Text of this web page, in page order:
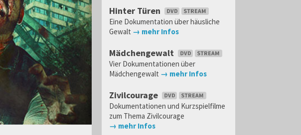
Hinter Türen
Eine Dokumentation über häusliche
Gewalt → mehr Infos
Mädchengewalt
Vier Dokumentationen über
Mädchengewalt → mehr Infos
Zivilcourage
Dokumentationen und Kurzspielfilme
zum Thema Zivilcourage
→ mehr Infos